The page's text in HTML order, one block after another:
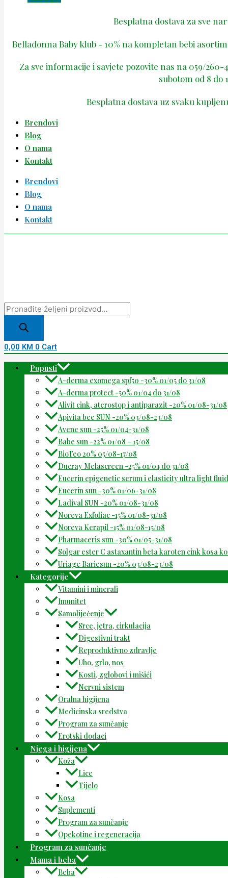
Besplatna dostava za sve
Belladonna Baby klub - 10% na kompletan bebi
Za sve informacije i savjete pozovite nas na 059/
subotom od 8 do
Besplatna dostava uz svaku
Brendovi
Blog
O nama
Kontakt
Brendovi
Blog
O nama
Kontakt
0,00 KM 0 Cart
Popusti
A-derma exomega spf50 -30% 01/05 do 31/08
A-derma protect -50% 01/04 do 31/08
Alivit cink, aterostop i antiparazit -20% 01/08-31/08
Apivita bee SUN -20% 03/08-23/08
Avene sun -25% 01/04-31/08
Babe sun -22% 01/08 – 15/08
BioTeo 20% 05/08-17/08
Ducray Melascreen -25% 01/04 do 31/08
Eucerin epigenetic serum i elasticity ultra light
Eucerin sun -30% 01/06-31/08
Ladival SUN -20% 01/08-31/08
Noreva Exfoliac -15% 01/08-31/08
Noreva Kerapil -15% 01/08-15/08
Pharmaceris sun -30% 01/05-31/08
Solgar ester C astaxantin beta karoten cink kosa
Uriage Bariesun -20% 03/08-23/08
Kategorije
Vitamini i minerali
Imunitet
Samoliječenje
Srce, jetra, cirkulacija
Digestivni trakt
Reproduktivno zdravlje
Uho, grlo, nos
Kosti, zglobovi i mišići
Nervni sistem
Oralna higijena
Medicinska sredstva
Program za sunčanje
Erotski dodaci
Njega i higijena
Koža
Lice
Tijelo
Kosa
Suplementi
Program za sunčanje
Opekotine i regeneracija
Program za sunčanje
Mama i beba
Beba